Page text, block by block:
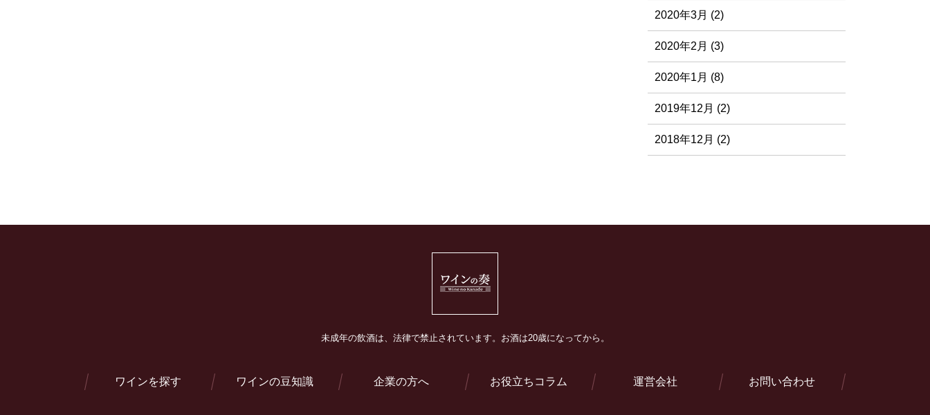
2020年3月 (2)
2020年2月 (3)
2020年1月 (8)
2019年12月 (2)
2018年12月 (2)
未成年の飲酒は、法律で禁止されています。 お酒は20歳になってから。
ワインを探す ワインの豆知識 企業の方へ お役立ちコラム 運営会社 お問い合わせ